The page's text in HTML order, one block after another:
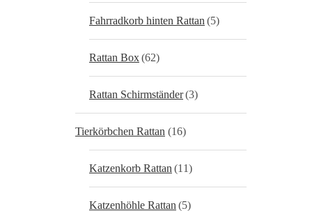
Fahrradkorb hinten Rattan (5)
Rattan Box(62)
Rattan Schirmständer(3)
Tierkörbchen Rattan (16)
Katzenkorb Rattan (11)
Katzenhöhle Rattan (5)